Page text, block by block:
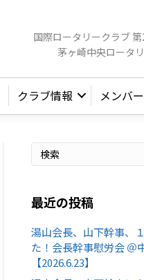
国際ロータリークラブ
茅ヶ崎中央ロータ
クラブ情報 メンバ
最近の投稿
湯山会長、山下幹事、
た！会長幹事慰労会 ＠
【2026.6.23】